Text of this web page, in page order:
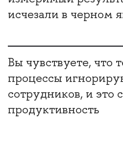
исчезали в черном
ы чувствуете, что
процессы
сотрудников, и это
продуктивность